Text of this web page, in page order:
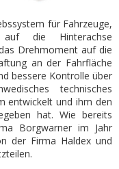
für Fahrzeuge,
auf die Hinterachse
Drehmoment auf die
an der Fahrfläche
bessere Kontrolle über
technisches
entwickelt und ihm den
hat. Wie bereits
Borgwarner im Jahr
der Firma Haldex und